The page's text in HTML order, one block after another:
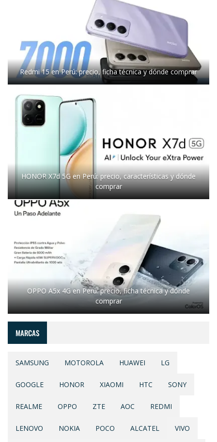
Redmi 15 en Perú: precio, ficha técnica y dónde comprar
HONOR X7d 5G en Perú: precio, características y dónde
comprar
OPPO A5x 4G en Perú: precio, ficha técnica y dónde
comprar
MARCAS
SAMSUNG MOTOROLA HUAWEI LG
GOOGLE HONOR XIAOMI HTC SONY
REALME OPPO ZTE AOC REDMI
LENOVO NOKIA POCO ALCATEL VIVO